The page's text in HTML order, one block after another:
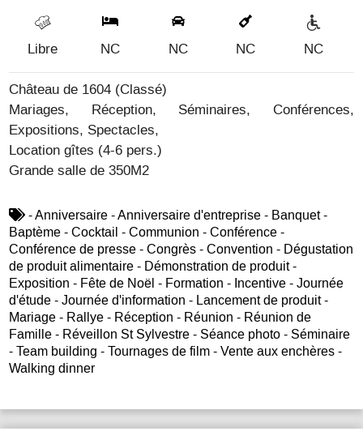
Libre NC NC NC NC
Château de 1604 (Classé)
Mariages, Réception, Séminaires, Conférences,
Expositions, Spectacles,
Location gîtes (4-6 pers.)
Grande salle de 350M2
- Anniversaire - Anniversaire d'entreprise - Banquet -
Baptème - Cocktail - Communion - Conférence -
Conférence de presse - Congrès - Convention - Dégustation
de produit alimentaire - Démonstration de produit -
Exposition - Fête de Noël - Formation - Incentive - Journée
d'étude - Journée d'information - Lancement de produit -
Mariage - Rallye - Réception - Réunion - Réunion de
Famille - Réveillon St Sylvestre - Séance photo - Séminaire
- Team building - Tournages de film - Vente aux enchères -
Walking dinner